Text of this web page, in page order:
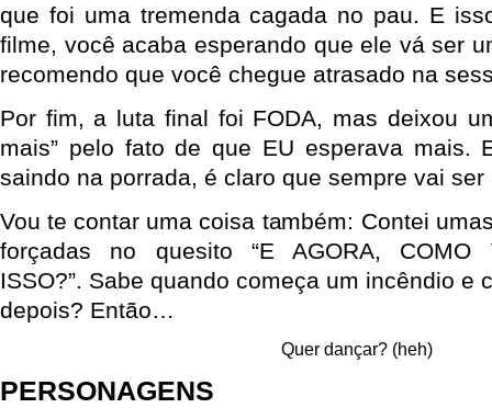
que foi uma tremenda cagada no pau. E
filme, você acaba esperando que ele vá ser
recomendo que você chegue atrasado na
Por fim, a luta final foi FODA, mas deixou
mais” pelo fato de que EU esperava mais.
saindo na porrada, é claro que sempre vai ser
Vou te contar uma coisa também: Contei
forçadas no quesito “E AGORA, COMO
ISSO?”. Sabe quando começa um incêndio e
depois? Então…
Quer dançar? (heh)
PERSONAGENS